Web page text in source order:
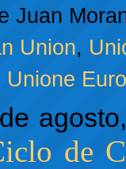
Juan
Union,
Unione
de